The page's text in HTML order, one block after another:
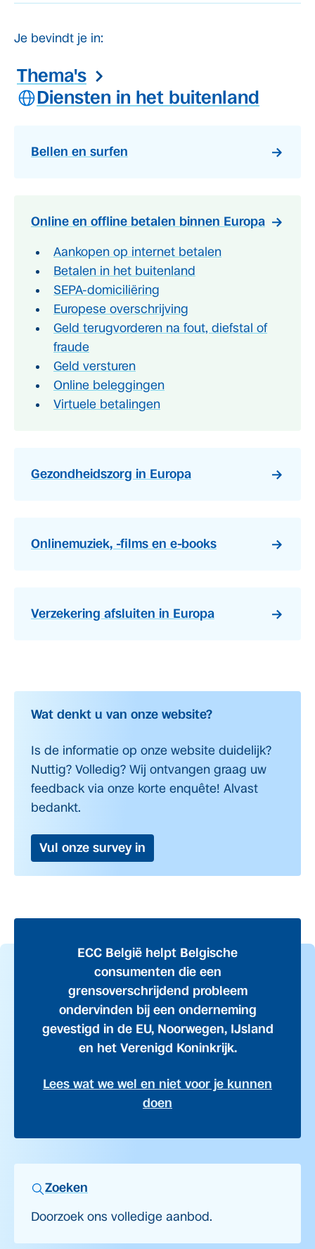
Je bevindt je in:
Thema's
Diensten in het buitenland
Bellen en surfen
Online en offline betalen binnen Europa
Aankopen op internet betalen
Betalen in het buitenland
SEPA-domiciliëring
Europese overschrijving
Geld terugvorderen na fout, diefstal of
fraude
Geld versturen
Online beleggingen
Virtuele betalingen
Gezondheidszorg in Europa
Onlinemuziek, -films en e-books
Verzekering afsluiten in Europa
Wat denkt u van onze website?
Is de informatie op onze website duidelijk?
Nuttig? Volledig? Wij ontvangen graag uw
feedback via onze korte enquête! Alvast
bedankt.
Vul onze survey in
ECC België helpt Belgische
consumenten die een
grensoverschrijdend probleem
ondervinden bij een onderneming
gevestigd in de EU, Noorwegen, IJsland
en het Verenigd Koninkrijk.
Lees wat we wel en niet voor je kunnen
doen
Zoeken
Doorzoek ons volledige aanbod.